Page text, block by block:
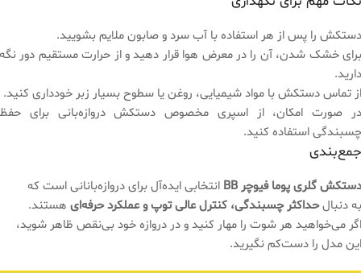
دستکش را پس از هر استفاده با آب سرد و صابون ملایم بشویید.
برای خشک شدن، آن را در معرض هوا قرار دهید و از حرارت مستقیم دور نگه
دارید.
از تماس دستکش با مواد شیمیایی، روغن یا سطوح بسیار زبر خودداری کنید.
در صورت امکان، از اسپری مخصوص دستکش دروازه‌بانی برای حفظ
چسبندگی استفاده کنید.
جمع‌بندی
دستکش گلری پوما فیوچر BB
انتخابی ایده‌آل برای دروازه‌بانانی است که
به دنبالحداکثر چسبندگی، کنترل عالی توپ و عملکرد حرفه‌ای هستند.
اگر می‌خواهید هر شوت را مهار کنید و در دروازه خود بی‌نقص ظاهر شوید،
این مدل را دست‌کم نگیرید.